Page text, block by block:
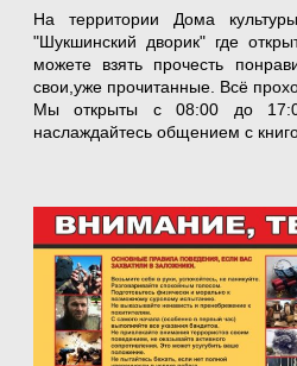
На территории Дома
"Шукшинский дворик" где
можете взять прочесть
свои,уже прочитанные. Всё
Мы открыты с 08:00 до
наслаждайтесь общением с